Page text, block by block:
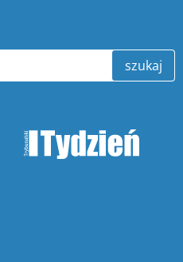
szukaj